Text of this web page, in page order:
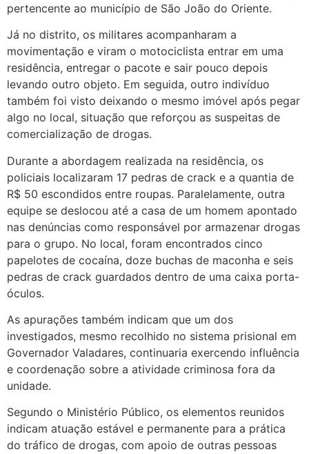
pertencente ao município de São João do Oriente.
Já no distrito, os militares acompanharam a
movimentação e viram o motociclista entrar em uma
residência, entregar o pacote e sair pouco depois
levando outro objeto. Em seguida, outro indivíduo
também foi visto deixando o mesmo imóvel após pegar
algo no local, situação que reforçou as suspeitas de
comercialização de drogas.
Durante a abordagem realizada na residência, os
policiais localizaram 17 pedras de crack e a quantia de
R$ 50 escondidos entre roupas. Paralelamente, outra
equipe se deslocou até a casa de um homem apontado
nas denúncias como responsável por armazenar drogas
para o grupo. No local, foram encontrados cinco
papelotes de cocaína, doze buchas de maconha e seis
pedras de crack guardados dentro de uma caixa porta-
óculos.
As apurações também indicam que um dos
investigados, mesmo recolhido no sistema prisional em
Governador Valadares, continuaria exercendo influência
e coordenação sobre a atividade criminosa fora da
unidade.
Segundo o Ministério Público, os elementos reunidos
indicam atuação estável e permanente para a prática
do tráfico de drogas, com apoio de outras pessoas